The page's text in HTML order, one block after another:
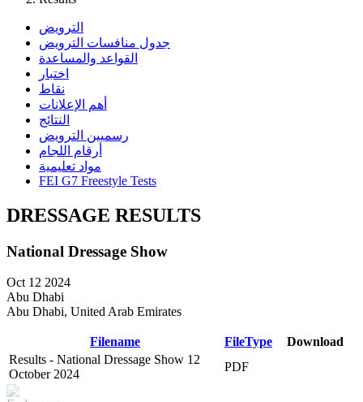
الترويض
جدول منافسات الترويض
القواعد والمساعدة
اختبار
نقاط
أهم الإعلانات
النتائج
رسميين الترويض
أرقام اللجام
مواد تعليمية
FEI G7 Freestyle Tests
DRESSAGE RESULTS
National Dressage Show
Oct 12 2024
Abu Dhabi
Abu Dhabi, United Arab Emirates
Filename FileType
Download
Results - National Dressage Show 12
October 2024
PDF